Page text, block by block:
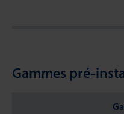
Gammes pré-